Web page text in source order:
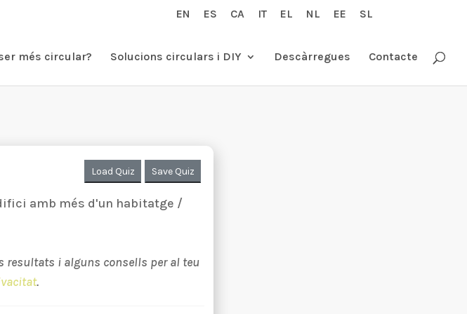
EN ES CA IT EL NL EE SL
més circular? Solucions circulars i DIY Descàrregues Contacte
Load Quiz Save Quiz
amb més d'un habitatge /
resultats i alguns consells per al teu
.